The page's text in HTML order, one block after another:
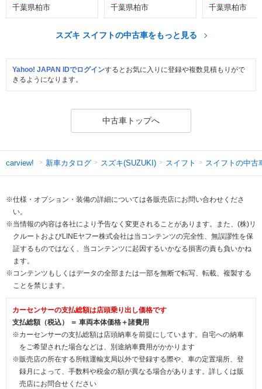
千葉県柏市 千葉県柏市 千葉県柏市
スズキ スイフトの中古車をもっと見る
Yahoo! JAPAN IDでログインするとお気に入りに登録や複数見積もりがで
きるようになります。
中古車トップへ
carview! 新車カタログ スズキ(SUZUKI) スイフト スイフトの中古
※仕様・オプション・装備の詳細については各販売店にお問い合わせくださ
い。
※当情報の内容は各社により予告なく変更されることがあります。また、(株)リ
クルートおよびLINEヤフー株式会社は当コンテンツの完全性、無誤謬性を保
証するものではなく、当コンテンツに起因するいかなる損害の責も負いかね
ます。
※コンテンツもしくはデータの全部または一部を無断で転写、転載、複製する
ことを禁じます。
カーセンサーの支払総額は店頭乗り出し価格です
支払総額（税込） ＝ 車両本体価格＋諸費用
※カーセンサーの支払総額は店頭納車を前提にしています。自宅への納車
をご希望された場合などは、別途納車費用がかかります
※販売店の所在する所轄運輸支局以外で登録する際や、車の定置場所、登
録月によって、手数料や税金の額が異なる場合があります。詳しくは販
売店にお問合せください